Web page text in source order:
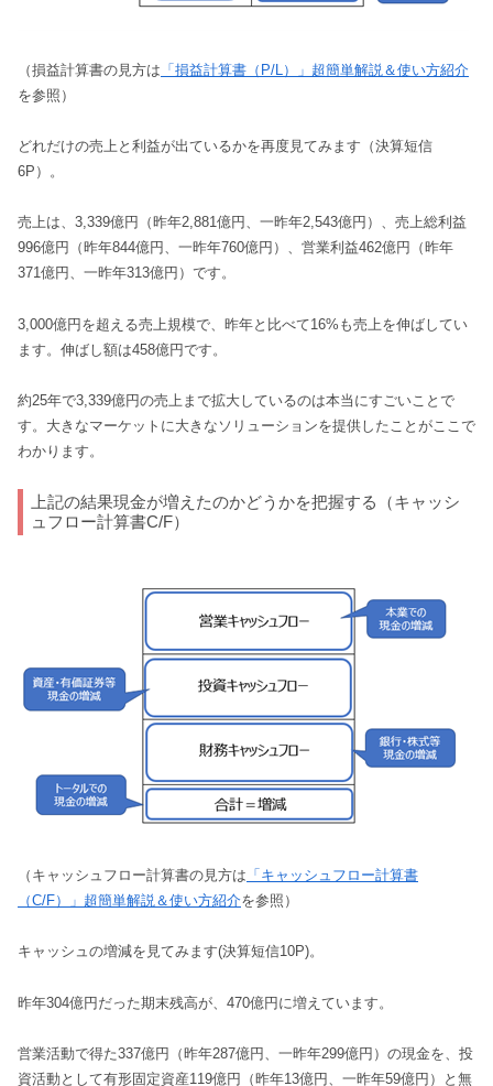
（損益計算書の見方は 「損益計算書（P/L）」超簡単解説＆使い方紹介
を参照）
どれだけの売上と利益が出ているかを再度見てみます（決算短信
6P）。
売上は、3,339億円（昨年2,881億円、一昨年2,543億円）、売上総利益
996億円（昨年844億円、一昨年760億円）、営業利益462億円（昨年
371億円、一昨年313億円）です。
3,000億円を超える売上規模で、昨年と比べて16%も売上を伸ばしてい
ます。伸ばし額は458億円です。
約25年で3,339億円の売上まで拡大しているのは本当にすごいことで
す。大きなマーケットに大きなソリューションを提供したことがここで
わかります。
上記の結果現金が増えたのかどうかを把握する（キャッシ
ュフロー計算書C/F）
（キャッシュフロー計算書の見方は 「キャッシュフロー計算書
（C/F）」超簡単解説＆使い方紹介を参照）
キャッシュの増減を見てみます(決算短信10P)。
昨年304億円だった期末残高が、470億円に増えています。
営業活動で得た337億円（昨年287億円、一昨年299億円）の現金を、投
資活動として有形固定資産119億円（昨年13億円、一昨年59億円）と無